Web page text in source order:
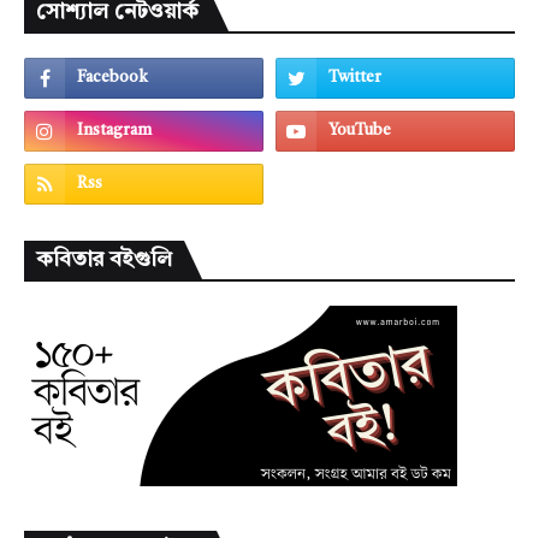
সোশ্যাল নেটওয়ার্ক
কবিতার বইগুলি